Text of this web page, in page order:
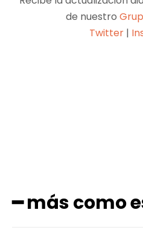
de nuestro
Twitter |
━ más como